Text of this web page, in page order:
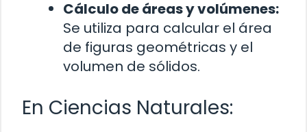
Cálculo de áreas y volúmenes:
Se utiliza para calcular el área
de figuras geométricas y el
volumen de sólidos.
En Ciencias Naturales: